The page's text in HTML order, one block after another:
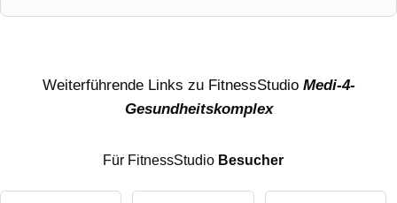
Weiterführende Links zu FitnessStudio Medi-4-
Gesundheitskomplex
Für FitnessStudio Besucher